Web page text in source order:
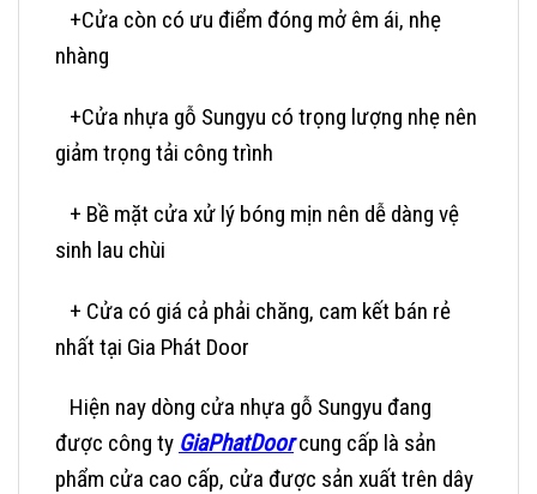
+Cửa còn có ưu điểm đóng mở êm ái, nhẹ
nhàng
+Cửa nhựa gỗ Sungyu có trọng lượng nhẹ nên
giảm trọng tải công trình
+ Bề mặt cửa xử lý bóng mịn nên dễ dàng vệ
sinh lau chùi
+ Cửa có giá cả phải chăng, cam kết bán rẻ
nhất tại Gia Phát Door
Hiện nay dòng cửa nhựa gỗ Sungyu đang
được công ty GiaPhatDoorcung cấp là sản
phẩm cửa cao cấp, cửa được sản xuất trên dây